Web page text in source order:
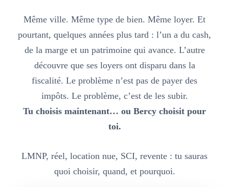
Même ville. Même type de bien. Même loyer. Et
pourtant, quelques années plus tard : l’un a du cash,
de la marge et un patrimoine qui avance. L’autre
découvre que ses loyers ont disparu dans la
fiscalité. Le problème n’est pas de payer des
impôts. Le problème, c’est de les subir.
Tu choisis maintenant… ou Bercy choisit pour
toi.
LMNP, réel, location nue, SCI, revente : tu sauras
quoi choisir, quand, et pourquoi.